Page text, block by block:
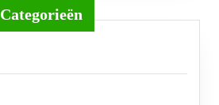
Categorieën